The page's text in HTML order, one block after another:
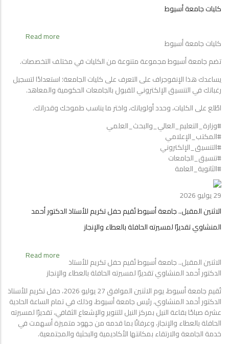
كليات جامعة أسيوط
Read more
جامعة
كليات جامعة أسيوط
تضم جامعة أسيوط مجموعة متنوعة من الكليات في مختلف التخصصات.
يساعدك هذا الإنفوجراف على التعرف على كليات الجامعة؛ استعدادًا لتسجيل
رغباتك في التنسيق الإلكتروني للقبول بالجامعات الحكومية والمعاهد.
اطّلع على الكليات، وحدد أولوياتك، واختر ما يناسب طموحك وقدراتك.
#وزارة_التعليم_العالي_والبحث_العلمي
#المكتب_الإعلامي
#التنسيق_الإلكتروني
#تنسيق_الجامعات
#الثانوية_العامة
29 يوليو 2026
الاثنين المقبل.. جامعة أسيوط تُقيم حفل تكريم للأستاذ الدكتور أحمد
المنشاوي تقديرًا لمسيرته الحافلة بالعطاء والإنجاز
Read more
جامعة
أسيوط
تُقيم
حفل
تكريم
الاثنين المقبل.. جامعة أسيوط تُقيم حفل تكريم للأستاذ
الدكتور أحمد المنشاوي تقديرًا لمسيرته الحافلة بالعطاء والإنجاز
تُقيم جامعة أسيوط، يوم الاثنين الموافق 27 يوليو 2026، حفل تكريم للأستاذ
الدكتور أحمد المنشاوي، رئيس جامعة أسيوط، وذلك في تمام الساعة الحادية
عشرة صباحًا بقاعة النيل بمركز النيل للتنوير والإشعاع الثقافي، تقديرًا لمسيرته
الحافلة بالعطاء والإنجاز، وعرفانًا بما قدمه من جهود متميزة أسهمت في
خدمة الجامعة والارتقاء بمكانتها الأكاديمية والبحثية والمجتمعية.